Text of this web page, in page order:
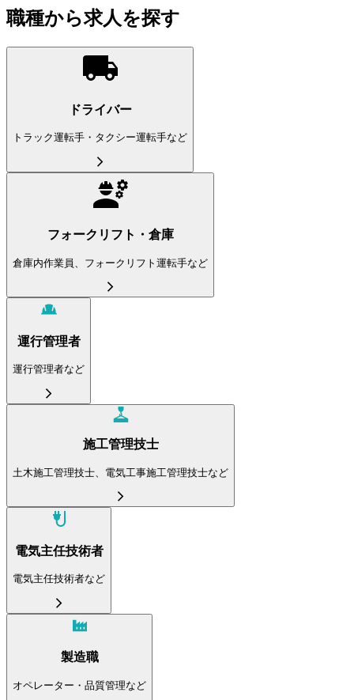
職種から求人を探す
ドライバー
トラック運転手・タクシー運転手など
フォークリフト・倉庫
倉庫内作業員、フォークリフト運転手など
運行管理者
運行管理者など
施工管理技士
土木施工管理技士、電気工事施工管理技士など
電気主任技術者
電気主任技術者など
製造職
オペレーター・品質管理など